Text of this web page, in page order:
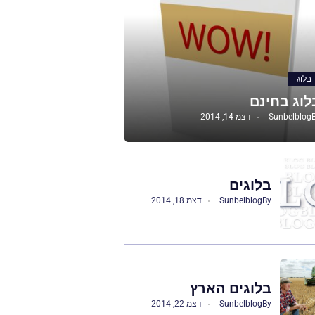
בלוג
בחינם
Sunbelblog דצמ 14, 2014
בלוגים
By
Sunbelblog דצמ 18, 2014
בלוגים הארץ
By
Sunbelblog דצמ 22, 2014